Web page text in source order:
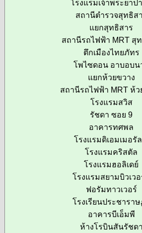
โรงแรมเจ้าพระยาป
สถานีตำรวจสุทธิส
แยกสุทธิสาร
สถานีรถไฟฟ้า MRT สุ
ตึกเมืองไทยภัทร
โพไซดอน อาบอบน
แยกห้วยขวาง
สถานีรถไฟฟ้า MRT ห้ว
โรงแรมสวิส
รัชดา ซอย 9
อาคารทศพล
โรงแรมดิเอมเมอรั
โรงแรมคริสตัล
โรงแรมฮอลิเดย์
โรงแรมสยามบิวเวอ
ฟอรัมทาวเวอร์
โรงเรียนประชารา
อาคารบีเอ็มพี
ห้างโรบินสันรัชดา